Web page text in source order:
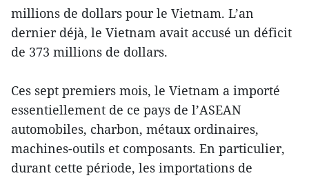
millions de dollars pour le Vietnam. L’an
dernier déjà, le Vietnam avait accusé un déficit
de 373 millions de dollars.
Ces sept premiers mois, le Vietnam a importé
essentiellement de ce pays de l’A​SEAN
automobiles, charbon, métaux ordinaires,
machines-outils et composants. En particulier,
durant cette période, les importations de